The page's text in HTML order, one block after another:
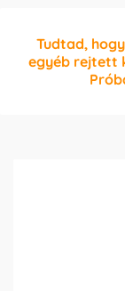
Tudtad,
egyéb rejtett